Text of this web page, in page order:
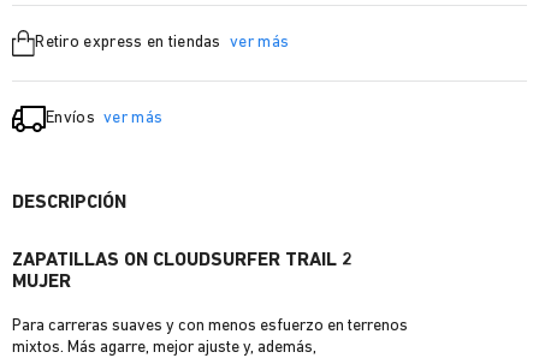
Retiro express en tiendas ver más
Envíos ver más
DESCRIPCIÓN
ZAPATILLAS ON CLOUDSURFER TRAIL 2
MUJER
Para carreras suaves y con menos esfuerzo en terrenos
mixtos. Más agarre, mejor ajuste y, además,